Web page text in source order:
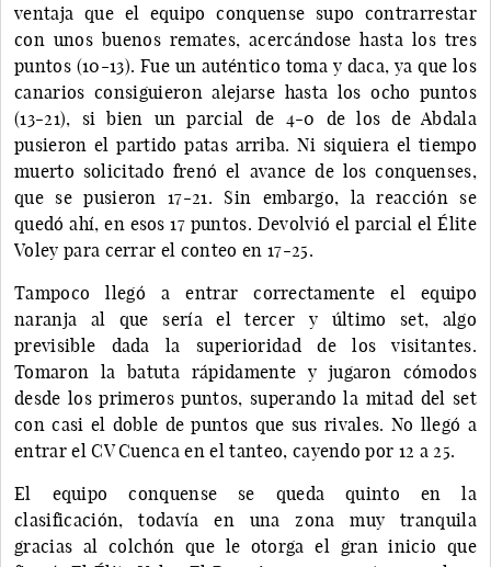
ventaja que el equipo conquense supo contrarrestar
con unos buenos remates, acercándose hasta los tres
puntos (10-13). Fue un auténtico toma y daca, ya que los
canarios consiguieron alejarse hasta los ocho puntos
(13-21), si bien un parcial de 4-0 de los de Abdala
pusieron el partido patas arriba. Ni siquiera el tiempo
muerto solicitado frenó el avance de los conquenses,
que se pusieron 17-21. Sin embargo, la reacción se
quedó ahí, en esos 17 puntos. Devolvió el parcial el Élite
Voley para cerrar el conteo en 17-25.
Tampoco llegó a entrar correctamente el equipo
naranja al que sería el tercer y último set, algo
previsible dada la superioridad de los visitantes.
Tomaron la batuta rápidamente y jugaron cómodos
desde los primeros puntos, superando la mitad del set
con casi el doble de puntos que sus rivales. No llegó a
entrar el CV Cuenca en el tanteo, cayendo por 12 a 25.
El equipo conquense se queda quinto en la
clasificación, todavía en una zona muy tranquila
gracias al colchón que le otorga el gran inicio que